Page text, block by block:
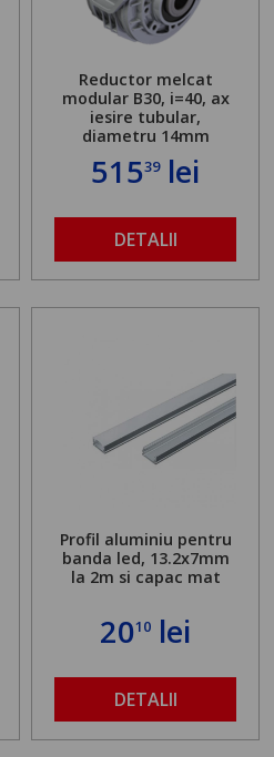
Reductor melcat
modular B30, i=40, ax
iesire tubular,
diametru 14mm
51539lei
DETALII
Profil aluminiu pentru
banda led, 13.2x7mm
la 2m si capac mat
2010 lei
DETALII